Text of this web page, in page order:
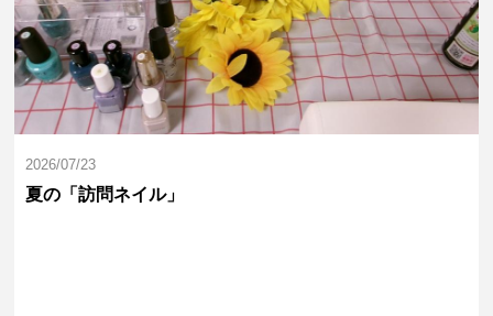
2026/07/23
夏の「訪問ネイル」